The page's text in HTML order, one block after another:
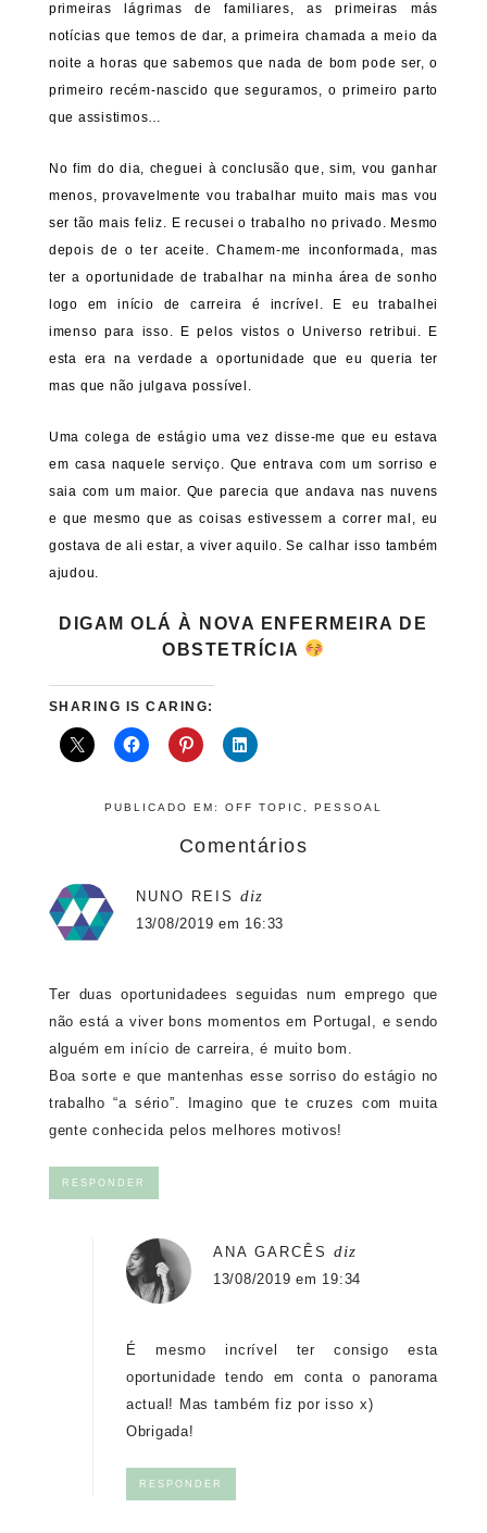
primeiras lágrimas de familiares, as primeiras más
notícias que temos de dar, a primeira chamada a meio da
noite a horas que sabemos que nada de bom pode ser, o
primeiro recém-nascido que seguramos, o primeiro parto
que assistimos…
No fim do dia, cheguei à conclusão que, sim, vou ganhar
menos, provavelmente vou trabalhar muito mais mas vou
ser tão mais feliz. E recusei o trabalho no privado. Mesmo
depois de o ter aceite. Chamem-me inconformada, mas
ter a oportunidade de trabalhar na minha área de sonho
logo em início de carreira é incrível. E eu trabalhei
imenso para isso. E pelos vistos o Universo retribui. E
esta era na verdade a oportunidade que eu queria ter
mas que não julgava possível.
Uma colega de estágio uma vez disse-me que eu estava
em casa naquele serviço. Que entrava com um sorriso e
saia com um maior. Que parecia que andava nas nuvens
e que mesmo que as coisas estivessem a correr mal, eu
gostava de ali estar, a viver aquilo. Se calhar isso também
ajudou.
DIGAM OLÁ À NOVA ENFERMEIRA DE
OBSTETRÍCIA
SHARING IS CARING:
PUBLICADO EM: OFF TOPIC PESSOAL
Comentários
NUNO REIS diz
13/08/2019 em 16:33
Ter duas oportunidadees seguidas num emprego que
não está a viver bons momentos em Portugal, e sendo
alguém em início de carreira, é muito bom.
Boa sorte e que mantenhas esse sorriso do estágio no
trabalho “a sério”. Imagino que te cruzes com muita
gente conhecida pelos melhores motivos!
RESPONDER
ANA GARCÊS diz
13/08/2019 em 19:34
É mesmo incrível ter consigo esta
oportunidade tendo em conta o panorama
actual! Mas também fiz por isso x)
Obrigada!
RESPONDER